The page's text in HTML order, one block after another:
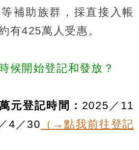
補助族群，採直接入帳
有425萬人受惠。
候開始登記和發放？
元登記時間： 2025／11
4／30 （→點我前往登記